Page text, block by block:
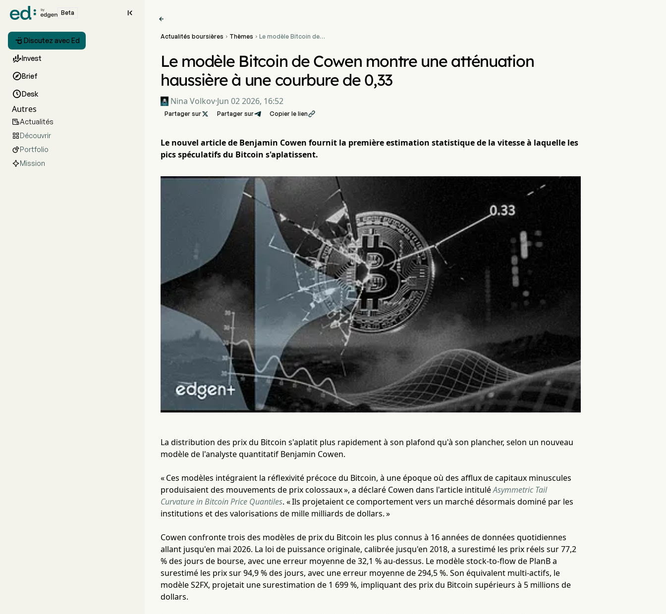
Beta 
 Discutez avec Ed
Invest
Brief
Desk
Autres
Actualités
Découvrir
Portfolio
Mission

Actualités boursières  Thèmes  Le modèle Bitcoin de
une courbure de 0,33
Le modèle Bitcoin de Cowen montre une atténuation
haussière à une courbure de 0,33
Nina Volkov·Jun 02 2026, 16:52
Partager sur Partager sur Copier le lien
Le nouvel article de Benjamin Cowen fournit la première estimation statistique de la vitesse à laquelle les
pics spéculatifs du Bitcoin s'aplatissent.
La distribution des prix du Bitcoin s'aplatit plus rapidement à son plafond qu'à son plancher, selon un nouveau
modèle de l'analyste quantitatif Benjamin Cowen.
« Ces modèles intégraient la réflexivité précoce du Bitcoin, à une époque où des afflux de capitaux minuscules
produisaient des mouvements de prix colossaux », a déclaré Cowen dans l'article intituléAsymmetric Tail
Curvature in Bitcoin Price Quantiles. « Ils projetaient ce comportement vers un marché désormais dominé par les
institutions et des valorisations de mille milliards de dollars. »
Cowen confronte trois des modèles de prix du Bitcoin les plus connus à 16 années de données quotidiennes
allant jusqu'en mai 2026. La loi de puissance originale, calibrée jusqu'en 2018, a surestimé les prix réels sur 77,2
% des jours de bourse, avec une erreur moyenne de 32,1 % au-dessus. Le modèle stock-to-flow de PlanB a
surestimé les prix sur 94,9 % des jours, avec une erreur moyenne de 294,5 %. Son équivalent multi-actifs, le
modèle S2FX, projetait une surestimation de 1 699 %, impliquant des prix du Bitcoin supérieurs à 5 millions de
dollars.